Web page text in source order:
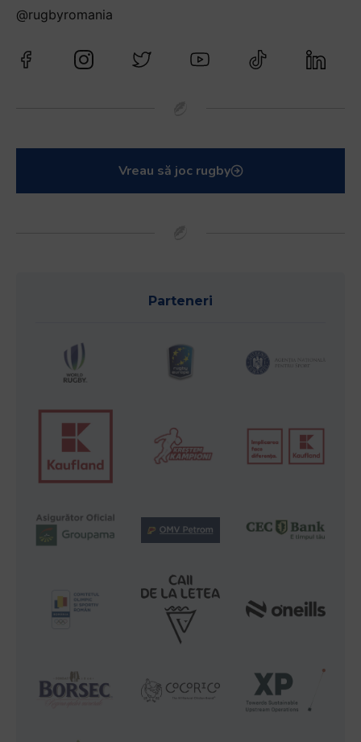
@rugbyromania
Vreau să joc rugby
Parteneri